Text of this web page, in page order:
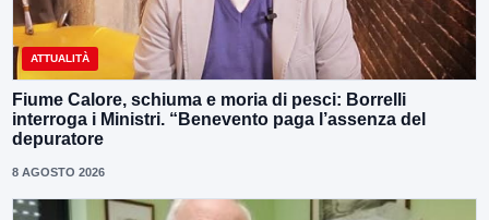
ATTUALITÀ
Fiume Calore, schiuma e moria di pesci: Borrelli
interroga i Ministri. “Benevento paga l’assenza del
depuratore
8 AGOSTO 2026